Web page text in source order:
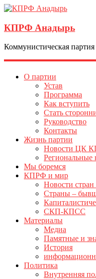
КПРФ Анадырь
Коммунистическая
О партии
Устав
Программа
Как вступить
Стать
Руководство
Контакты
Жизнь партии
Новости ЦК
Региональные
Мы боремся
КПРФ и мир
Новости стран
Страны –
СКП-КПСС
Материалы
Медиа
Памятные и
История
Политика
Внутренняя